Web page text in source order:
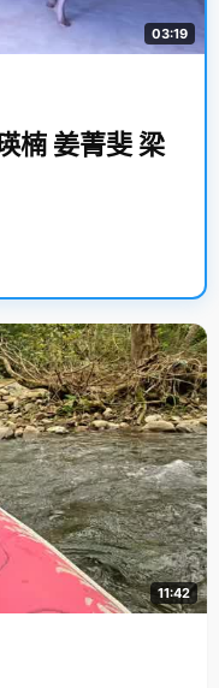
03:19
楠 姜菁斐 梁
11:42